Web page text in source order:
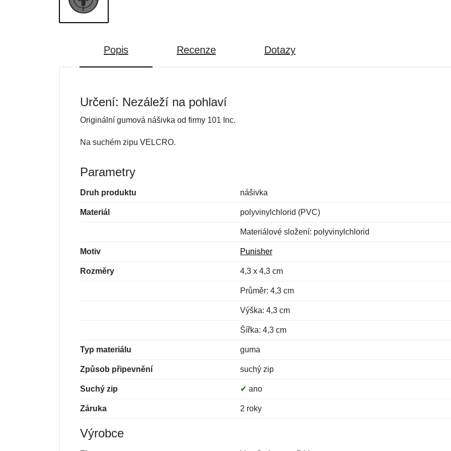
Popis Recenze Dotazy
Určení: Nezáleží na pohlaví
Originální gumová nášivka od firmy 101 Inc.
Na suchém zipu VELCRO.
Parametry
Druh produktu nášivka
Materiál polyvinylchlorid (PVC)
Materiálové složení: polyvinylchlorid
Motiv Punisher
Rozměry 4,3 x 4,3 cm
Průměr: 4,3 cm
Výška: 4,3 cm
Šířka: 4,3 cm
Typ materiálu guma
Způsob připevnění suchý zip
Suchý zip ✔ ano
Záruka 2 roky
Výrobce